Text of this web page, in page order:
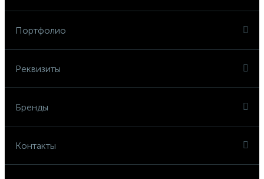
Портфолио
Реквизиты
Бренды
Контакты